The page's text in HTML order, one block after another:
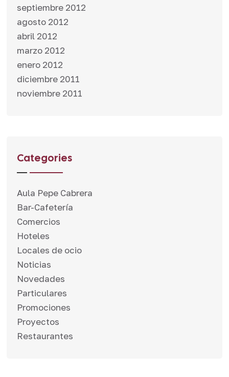
septiembre 2012
agosto 2012
abril 2012
marzo 2012
enero 2012
diciembre 2011
noviembre 2011
Categories
Aula Pepe Cabrera
Bar-Cafetería
Comercios
Hoteles
Locales de ocio
Noticias
Novedades
Particulares
Promociones
Proyectos
Restaurantes